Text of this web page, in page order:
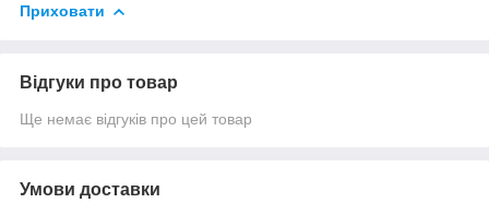
Приховати
Відгуки про товар
Ще немає відгуків про цей товар
Умови доставки